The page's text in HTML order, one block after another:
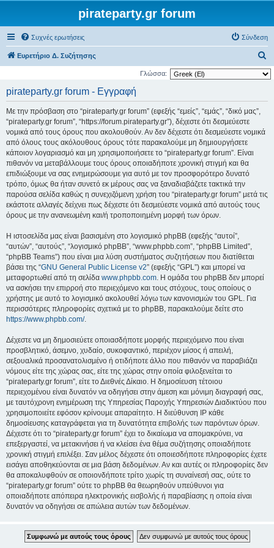
pirateparty.gr forum
Συχνές ερωτήσεις Σύνδεση
Ευρετήριο Δ. Συζήτησης
ν
Γλώσσα:
pirateparty.gr forum - Εγγραφή
Με την πρόσβαση στο “pirateparty.gr forum” (εφεξής “εμείς”, “εμάς”, “δικό μας”,
“pirateparty.gr forum”, “https://forum.pirateparty.gr”), δέχεστε ότι δεσμεύεστε
νομικά από τους όρους που ακολουθούν. Αν δεν δέχεστε ότι δεσμεύεστε νομικά
από όλους τους ακόλουθους όρους τότε παρακαλούμε μη δημιουργήσετε
κάποιον λογαριασμό και μη χρησιμοποιήσετε το “pirateparty.gr forum”. Είναι
πιθανόν να μεταβάλλουμε τους όρους οποιαδήποτε χρονική στιγμή και θα
επιδιώξουμε να σας ενημερώσουμε για αυτό με τον προσφορότερο δυνατό
τρόπο, όμως θα ήταν συνετό εκ μέρους σας να ξαναδιαβάζετε τακτικά την
παρούσα σελίδα καθώς η συνεχιζόμενη χρήση του “pirateparty.gr forum” μετά τις
εκάστοτε αλλαγές δείχνει πως δέχεστε ότι δεσμεύεστε νομικά από αυτούς τους
όρους με την ανανεωμένη και/ή τροποποιημένη μορφή των όρων.
Η ιστοσελίδα μας είναι βασισμένη στο λογισμικό phpBB (εφεξής “αυτοί”,
“αυτών”, “αυτούς”, “λογισμικό phpBB”, “www.phpbb.com”, “phpBB Limited”,
“phpBB Teams”) που είναι μια λύση συστήματος συζητήσεων που διατίθεται
βάσει της “GNU General Public License v2” (εφεξής “GPL”) και μπορεί να
μεταφορτωθεί από τη σελίδα www.phpbb.com. Η ομάδα του phpBB δεν μπορεί
να ασκήσει την επιρροή στο περιεχόμενο και τους στόχους, τους οποίους ο
χρήστης με αυτό το λογισμικό ακολουθεί λόγω των κανονισμών του GPL. Για
περισσότερες πληροφορίες σχετικά με το phpBB, παρακαλούμε δείτε στο
https://www.phpbb.com/.
Δέχεστε να μη δημοσιεύετε οποιασδήποτε μορφής περιεχόμενο που είναι
προσβλητικό, άσεμνο, χυδαίο, συκοφαντικό, περιέχον μίσος ή απειλή,
σεξουαλικά προσανατολισμένο ή οτιδήποτε άλλο που πιθανόν να παραβιάζει
νόμους είτε της χώρας σας, είτε της χώρας στην οποία φιλοξενείται το
“pirateparty.gr forum”, είτε το Διεθνές Δίκαιο. Η δημοσίευση τέτοιου
περιεχομένου είναι δυνατόν να οδηγήσει στην άμεση και μόνιμη διαγραφή σας,
με ταυτόχρονη ενημέρωση της Υπηρεσίας Παροχής Υπηρεσιών Διαδικτύου που
χρησιμοποιείτε εφόσον κρίνουμε απαραίτητο. Η διεύθυνση IP κάθε
δημοσίευσης καταγράφεται για τη δυνατότητα επιβολής των παρόντων όρων.
Δέχεστε ότι το “pirateparty.gr forum” έχει το δικαίωμα να απομακρύνει, να
επεξεργαστεί, να μετακινήσει ή να κλείσει ένα θέμα συζήτησης οποιαδήποτε
χρονική στιγμή επιλέξει. Σαν μέλος δέχεστε ότι οποιεσδήποτε πληροφορίες έχετε
εισάγει αποθηκεύονται σε μια βάση δεδομένων. Αν και αυτές οι πληροφορίες δεν
θα αποκαλυφθούν σε οποιονδήποτε τρίτο χωρίς τη συναίνεσή σας, ούτε το
“pirateparty.gr forum” ούτε το phpBB θα θεωρηθούν υπεύθυνοι για
οποιαδήποτε απόπειρα ηλεκτρονικής εισβολής ή παραβίασης η οποία είναι
δυνατόν να οδηγήσει σε απώλεια αυτών των δεδομένων.